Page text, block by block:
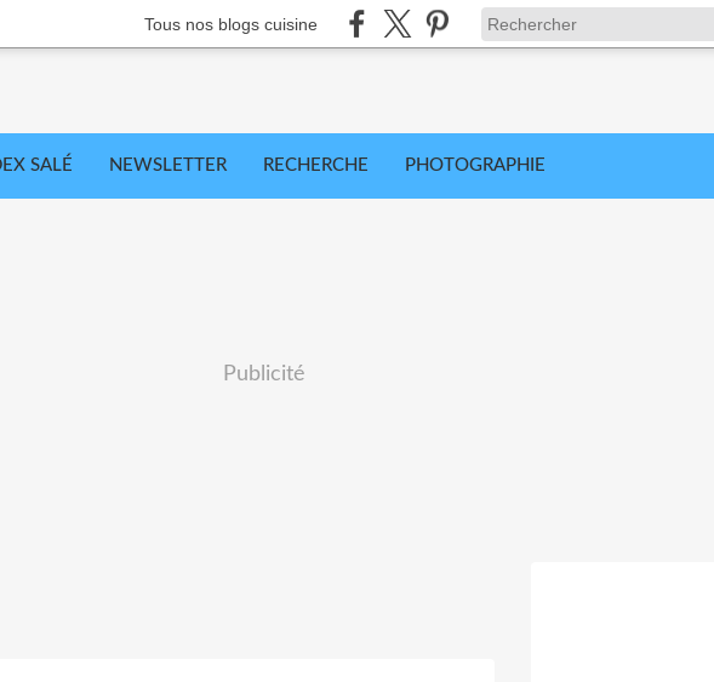
Tous nos blogs cuisine
SALÉ NEWSLETTER RECHERCHE PHOTOGRAPHIE
Publicité